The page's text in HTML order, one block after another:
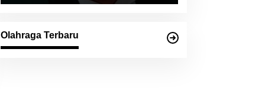
Olahraga Terbaru